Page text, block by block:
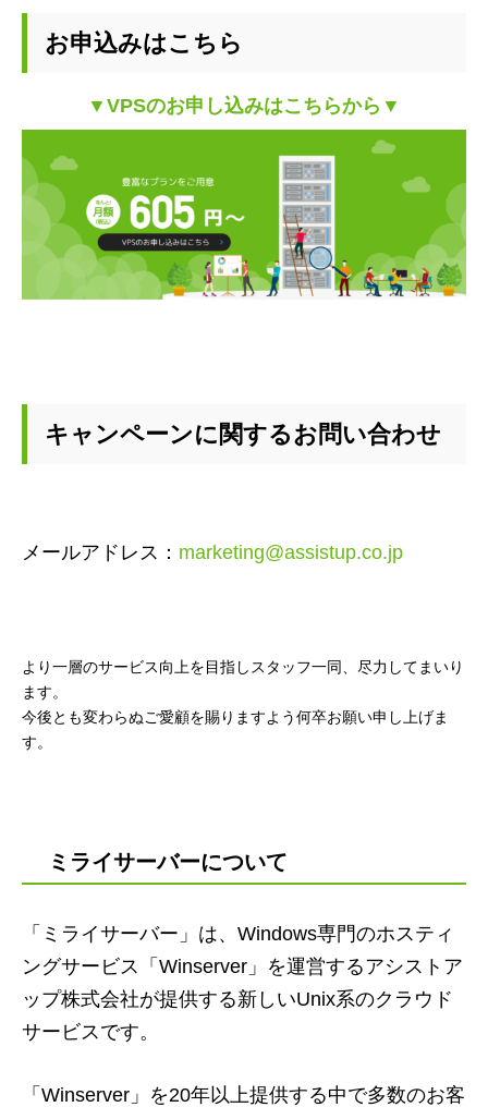
お申込みはこちら
▼VPSのお申し込みはこちらから▼
キャンペーンに関するお問い合わせ
メールアドレス： marketing@assistup.co.jp
より一層のサービス向上を目指しスタッフ一同、尽力してまいり
ます。
今後とも変わらぬご愛顧を賜りますよう何卒お願い申し上げま
す。
ミライサーバーについて
「ミライサーバー」は、Windows専門のホスティ
ングサービス「Winserver」を運営するアシストア
ップ株式会社が提供する新しいUnix系のクラウド
サービスです。
「Winserver」を20年以上提供する中で多数のお客